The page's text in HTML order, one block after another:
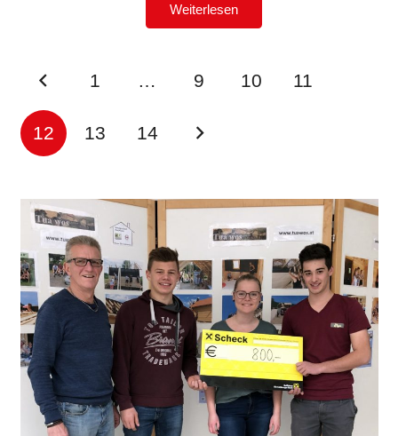
Weiterlesen
1 … 9 10 11
12 13 14